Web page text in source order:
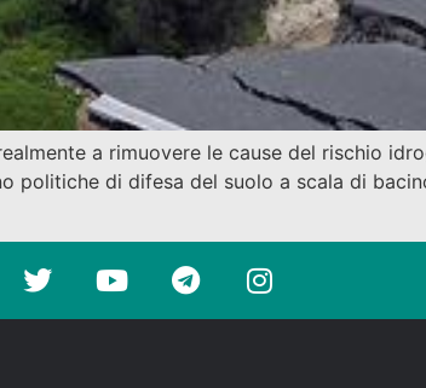
a rimuovere le cause del rischio
politiche di difesa del suolo a scala di